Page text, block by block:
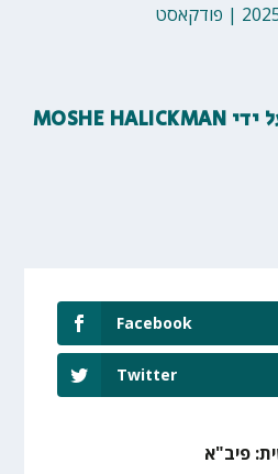
| פודקאסט
ידי MOSHE HALICKMAN
Facebook
Twitter
פיב"א